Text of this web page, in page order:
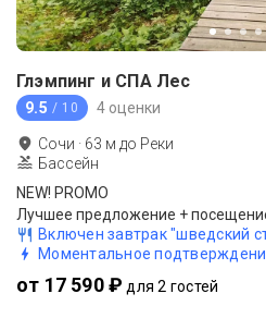
Глэмпинг и СПА Лес
9.5 / 10 4 оценки
Сочи · 63 м до Реки
Бассейн
NEW! PROMO
Лучшее предложение +
Включен завтрак "шведский
Моментальное
от 17 590 ₽ для 2 гостей